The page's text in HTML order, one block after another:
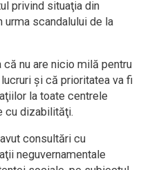
privind situaţia din
urma scandalului de la
nu are nicio milă pentru
şi că prioritatea va fi
la toate centrele
cu dizabilităţi.
consultări cu
neguvernamentale